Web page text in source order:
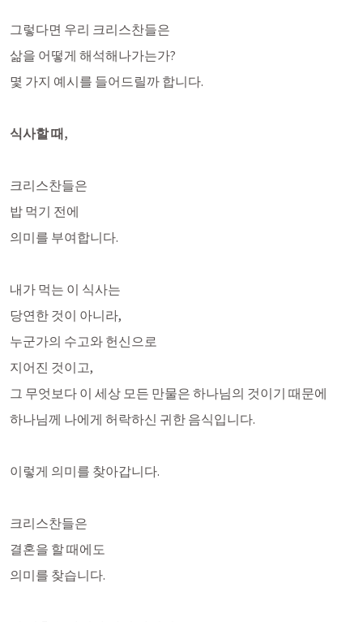
그렇다면 우리 크리스찬들은
삶을 어떻게 해석해나가는가?
몇 가지 예시를 들어드릴까 합니다.
식사할 때,
크리스찬들은
밥 먹기 전에
의미를 부여합니다.
내가 먹는 이 식사는
당연한 것이 아니라,
누군가의 수고와 헌신으로
지어진 것이고,
그 무엇보다 이 세상 모든 만물은 하나님의 것이기 때문에
하나님께 나에게 허락하신 귀한 음식입니다.
이렇게 의미를 찾아갑니다.
크리스찬들은
결혼을 할 때에도
의미를 찾습니다.